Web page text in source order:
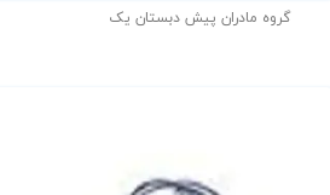
گروه مادران پیش دبستان یک